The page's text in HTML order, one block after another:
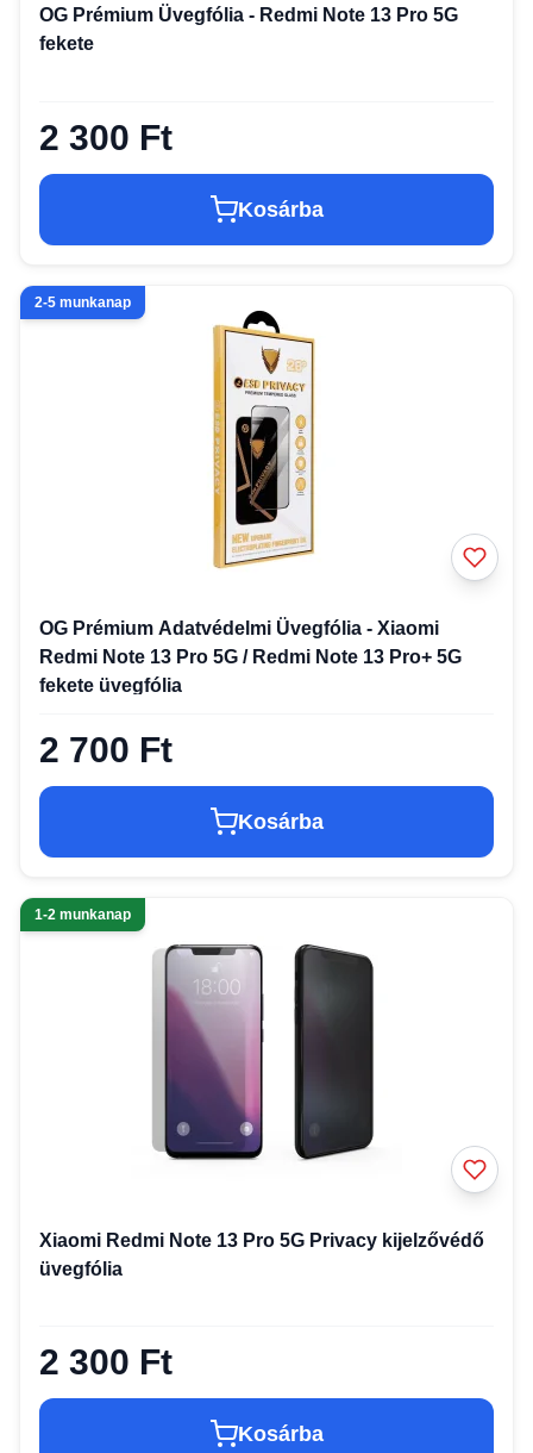
OG Prémium Üvegfólia - Redmi Note 13 Pro 5G
fekete
2 300 Ft
Kosárba
2-5 munkanap
OG Prémium Adatvédelmi Üvegfólia - Xiaomi
Redmi Note 13 Pro 5G / Redmi Note 13 Pro+ 5G
fekete üvegfólia
2 700 Ft
Kosárba
1-2 munkanap
Xiaomi Redmi Note 13 Pro 5G Privacy kijelzővédő
üvegfólia
2 300 Ft
Kosárba